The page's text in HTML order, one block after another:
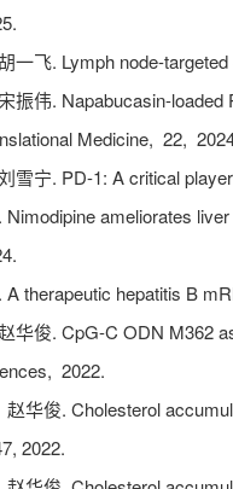
一飞. Lymph node-
宋振伟. Napabucasin-
Medicine, 22,
雪宁. PD-1: A critical
. Nimodipine ameliorates
. A therapeutic hepatitis B
华俊. CpG-C ODN M362
2022.
赵华俊. Cholesterol
2022.